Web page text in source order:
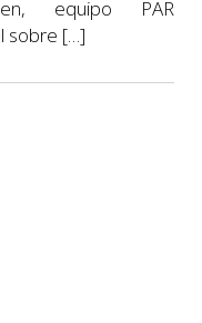
equipo PAR
sobre […]